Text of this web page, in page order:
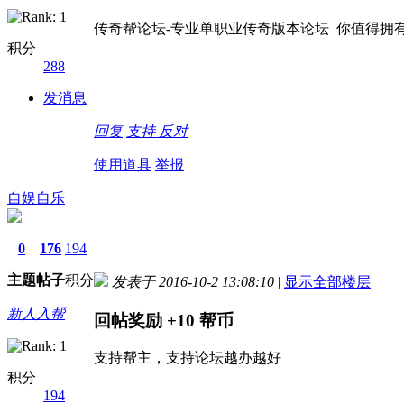
积分
288
发消息
传奇帮论坛-专业单职业传奇版本论坛 你值得拥
回复 支持 反对
使用道具 举报
自娱自乐
0
主题
176
帖子
194
积分
新人入帮
积分
194
发表于 2016-10-2 13:08:10 | 显示全部楼层
回帖奖励 +10 帮币
支持帮主，支持论坛越办越好